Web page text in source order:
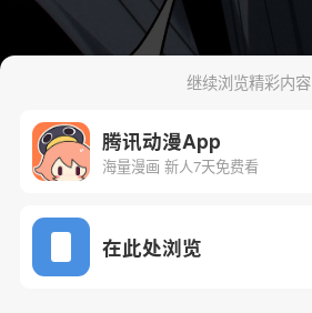
继续浏览精彩内容
腾讯动漫App
海量漫画 新人7天免费看
在此处浏览